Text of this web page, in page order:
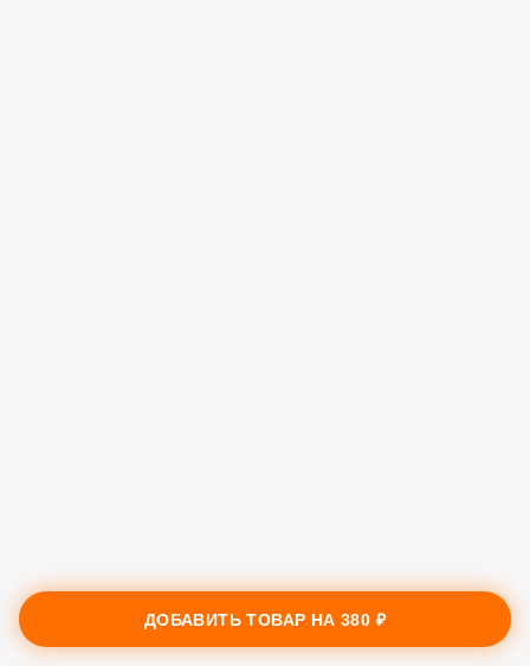
ДОБАВИТЬ ТОВАР НА380 ₽